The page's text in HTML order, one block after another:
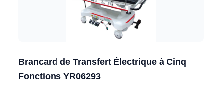
Brancard de Transfert Électrique à Cinq
Fonctions YR06293